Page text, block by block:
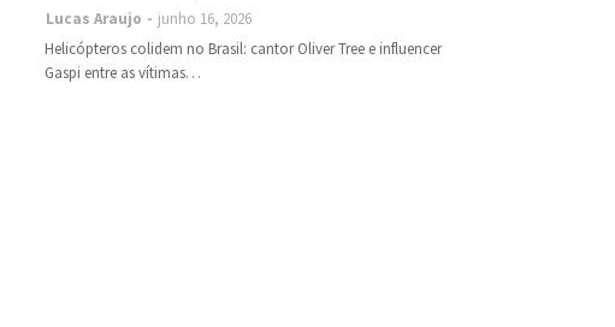
Lucas Araujo
junho 16, 2026
Helicópteros colidem no Brasil: cantor Oliver Tree e influencer
Gaspi entre as vítimas…